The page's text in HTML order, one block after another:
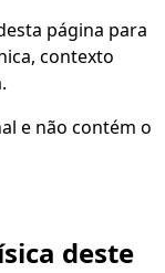
página para
contexto
e não contém o
deste